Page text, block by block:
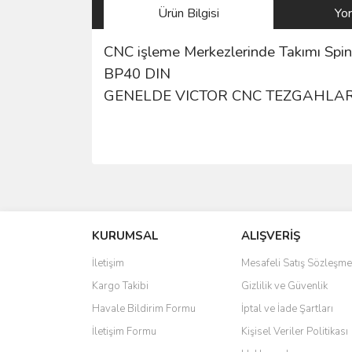
Ürün Bilgisi
CNC işleme Merkezlerinde Takımı
BP40 DIN
GENELDE VICTOR CNC
Ürün resmi kalitesiz, bozuk veya görüntülenemiyor.
Ürün açıklamasında eksik bilgiler bulunuyor.
Ürün bilgilerinde hatalar bulunuyor.
Ürün fiyatı diğer sitelerden daha pahalı.
Bu ürüne benzer farklı alternatifler olmalı.
KURUMSAL
İletişim
Kargo Takibi
Havale Bildirim Formu
İletişim Formu
ALIŞVERİŞ
Mesafeli Satış
Gizlilik ve Güvenlik
İptal ve İade Şartları
Kişisel Veriler Politikası